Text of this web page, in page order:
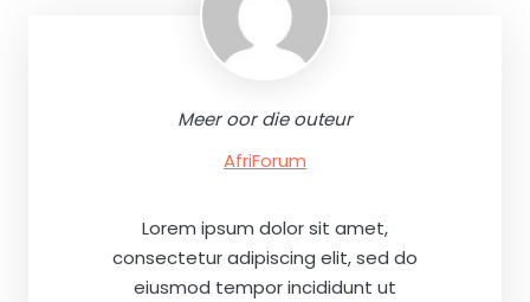
Meer oor die outeur
AfriForum
Lorem ipsum dolor sit amet,
consectetur adipiscing elit, sed do
eiusmod tempor incididunt ut